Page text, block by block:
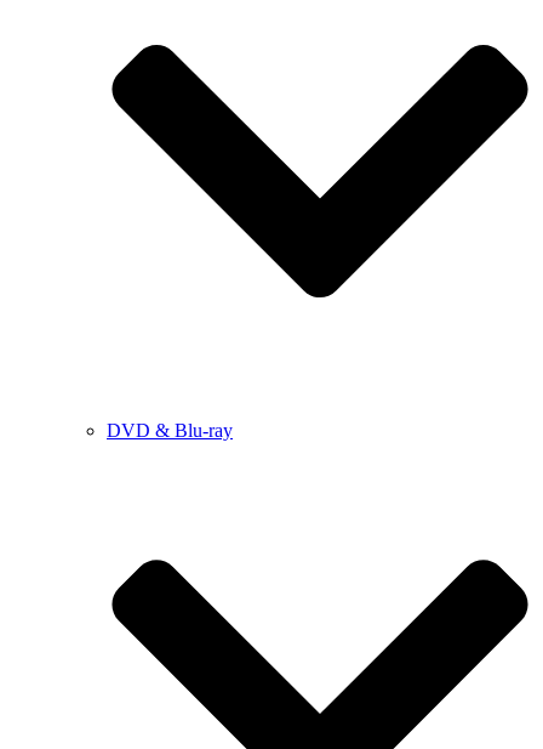
DVD & Blu-ray